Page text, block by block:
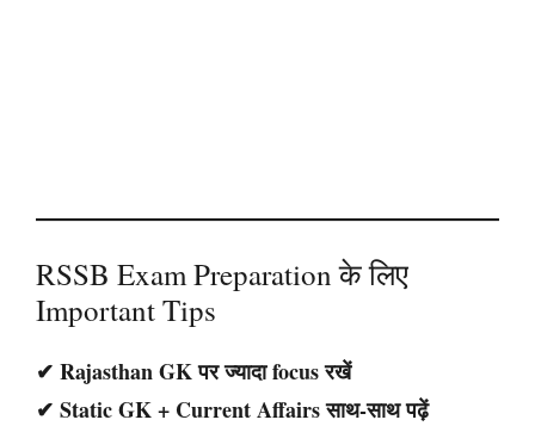
RSSB Exam Preparation के लिए
Important Tips
✔ Rajasthan GK पर ज्यादा focus रखें
✔ Static GK + Current Affairs साथ-साथ पढ़ें